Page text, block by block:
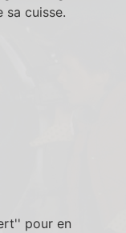
cuisse.
pour en